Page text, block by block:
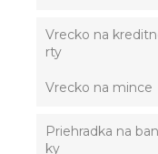
Vrecko na
rty
Vrecko na mince
Priehradka na
ky